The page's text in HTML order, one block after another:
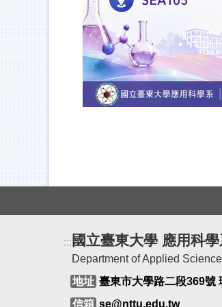
::: 國立臺東大學 應用科
Department of Applied
地址 臺東市大學路二段369號
信箱 se@nttu.edu.tw